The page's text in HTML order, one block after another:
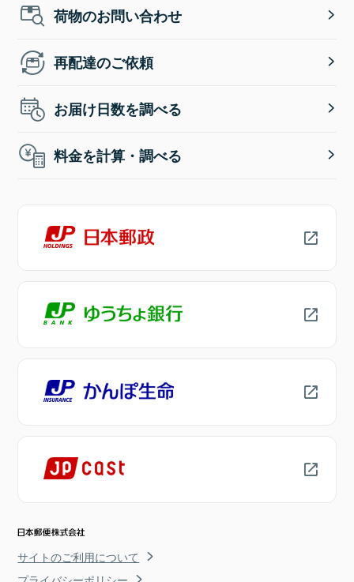
荷物のお問い合わせ
再配達のご依頼
お届け日数を調べる
料金を計算・調べる
サイトのご利用について